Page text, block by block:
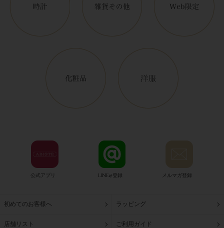
公式アプリ LINE@登録 メルマガ登録
初めてのお客様へ ラッピング
店舗リスト ご利用ガイド